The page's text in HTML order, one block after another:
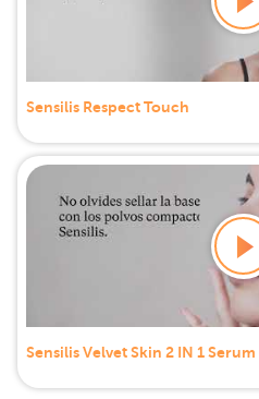
Sensilis Respect Touch
Sensilis Velvet Skin 2 IN 1